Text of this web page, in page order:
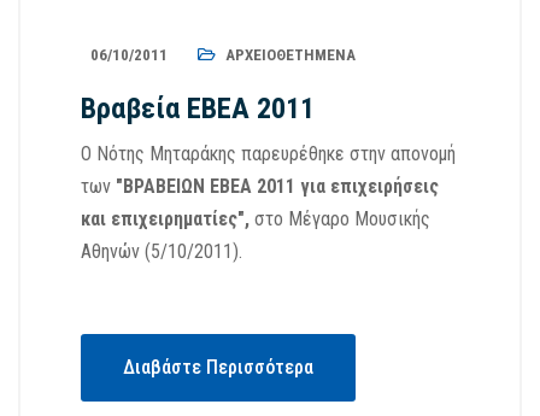
06/10/2011 ΑΡΧΕΙΟΘΕΤΗΜΈΝΑ
Βραβεία ΕΒΕΑ 2011
Ο Νότης Μηταράκης παρευρέθηκε στην απονομή
των "ΒΡΑΒΕΙΩΝ ΕΒΕΑ 2011 για επιχειρήσεις
και επιχειρηματίες", στο Μέγαρο Μουσικής
Αθηνών (5/10/2011).
Διαβάστε Περισσότερα